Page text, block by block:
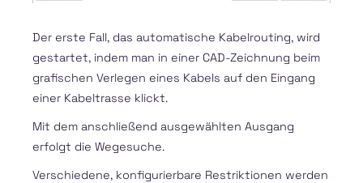
Der erste Fall, das automatische Kabelrouting, wird
gestartet, indem man in einer CAD-Zeichnung beim
grafischen Verlegen eines Kabels auf den Eingang
einer Kabeltrasse klickt.
Mit dem anschließend ausgewählten Ausgang
erfolgt die Wegesuche.
Verschiedene, konfigurierbare Restriktionen werden